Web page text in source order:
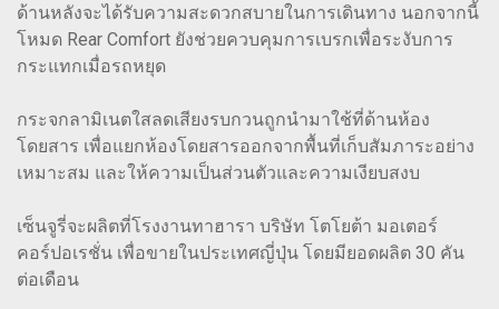
ด้านหลังจะได้รับความสะดวกสบายในการเดินทาง นอกจากนี้
โหมด Rear Comfort ยังช่วยควบคุมการเบรกเพื่อระงับการ
กระแทกเมื่อรถหยุด
กระจกลามิเนตใสลดเสียงรบกวนถูกนำมาใช้ที่ด้านห้อง
โดยสาร เพื่อแยกห้องโดยสารออกจากพื้นที่เก็บสัมภาระอย่าง
เหมาะสม และให้ความเป็นส่วนตัวและความเงียบสงบ
เซ็นจูรี่จะผลิตที่โรงงานทาฮารา บริษัท โตโยต้า มอเตอร์
คอร์ปอเรชั่น เพื่อขายในประเทศญี่ปุ่น โดยมียอดผลิต 30 คัน
ต่อเดือน